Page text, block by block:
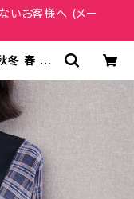
いお客様へ (メー
冬 春 夏
袖トップ
トソー
ク 韓国
ス カジュ
代 30代
レイ
ースフ